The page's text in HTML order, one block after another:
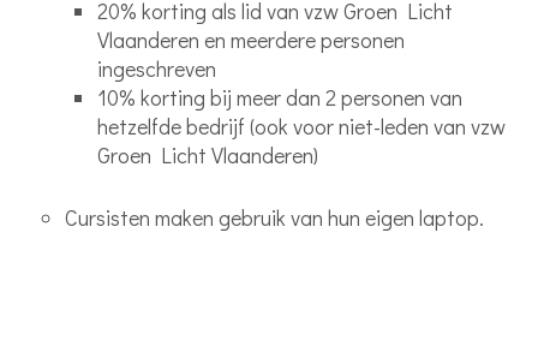
20% korting als lid van vzw Groen Licht
Vlaanderen en meerdere personen
ingeschreven
10% korting bij meer dan 2 personen van
hetzelfde bedrijf (ook voor niet-leden van vzw
Groen Licht Vlaanderen)
Cursisten maken gebruik van hun eigen laptop.